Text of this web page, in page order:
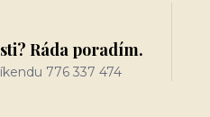
Ráda poradím.
776 337 474